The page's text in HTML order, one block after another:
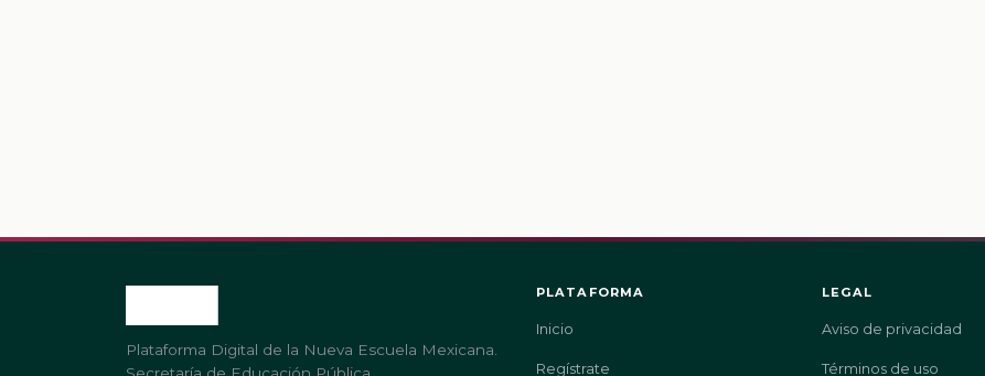
Plataforma Digital de la Nueva Escuela Mexicana.
PLATAFORMA
Inicio
Regístrate
LEGAL
Aviso de privacidad
Términos de uso